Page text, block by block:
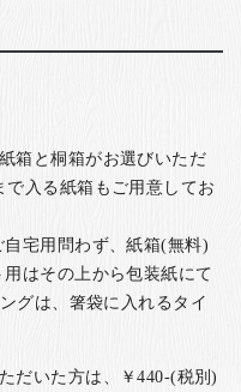
箱と桐箱がお選びいただ
入る紙箱もご用意してお
宅用問わず、紙箱(無料)
はその上から包装紙にて
グは、箸袋に入れるタイ
だいた方は、￥440-(税別)